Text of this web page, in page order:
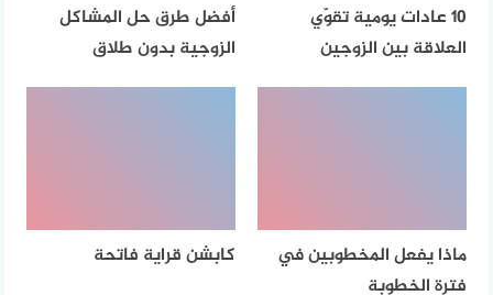
10 عادات يومية تقوّي
العلاقة بين الزوجين
أفضل طرق حل المشاكل
الزوجية بدون طلاق
ماذا يفعل المخطوبين في
فترة الخطوبة
كابشن قراية فاتحة